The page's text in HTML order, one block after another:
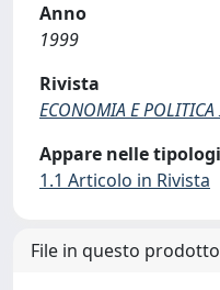
Anno
1999
Rivista
ECONOMIA E
Appare nelle
1.1 Articolo in Rivista
File in questo